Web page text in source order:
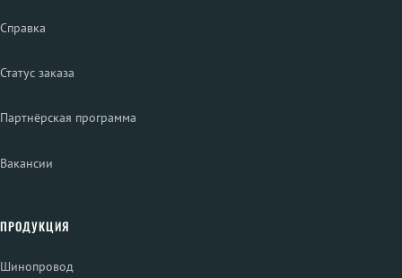
Справка
Статус заказа
Партнёрская программа
Вакансии
ПРОДУКЦИЯ
Шинопровод